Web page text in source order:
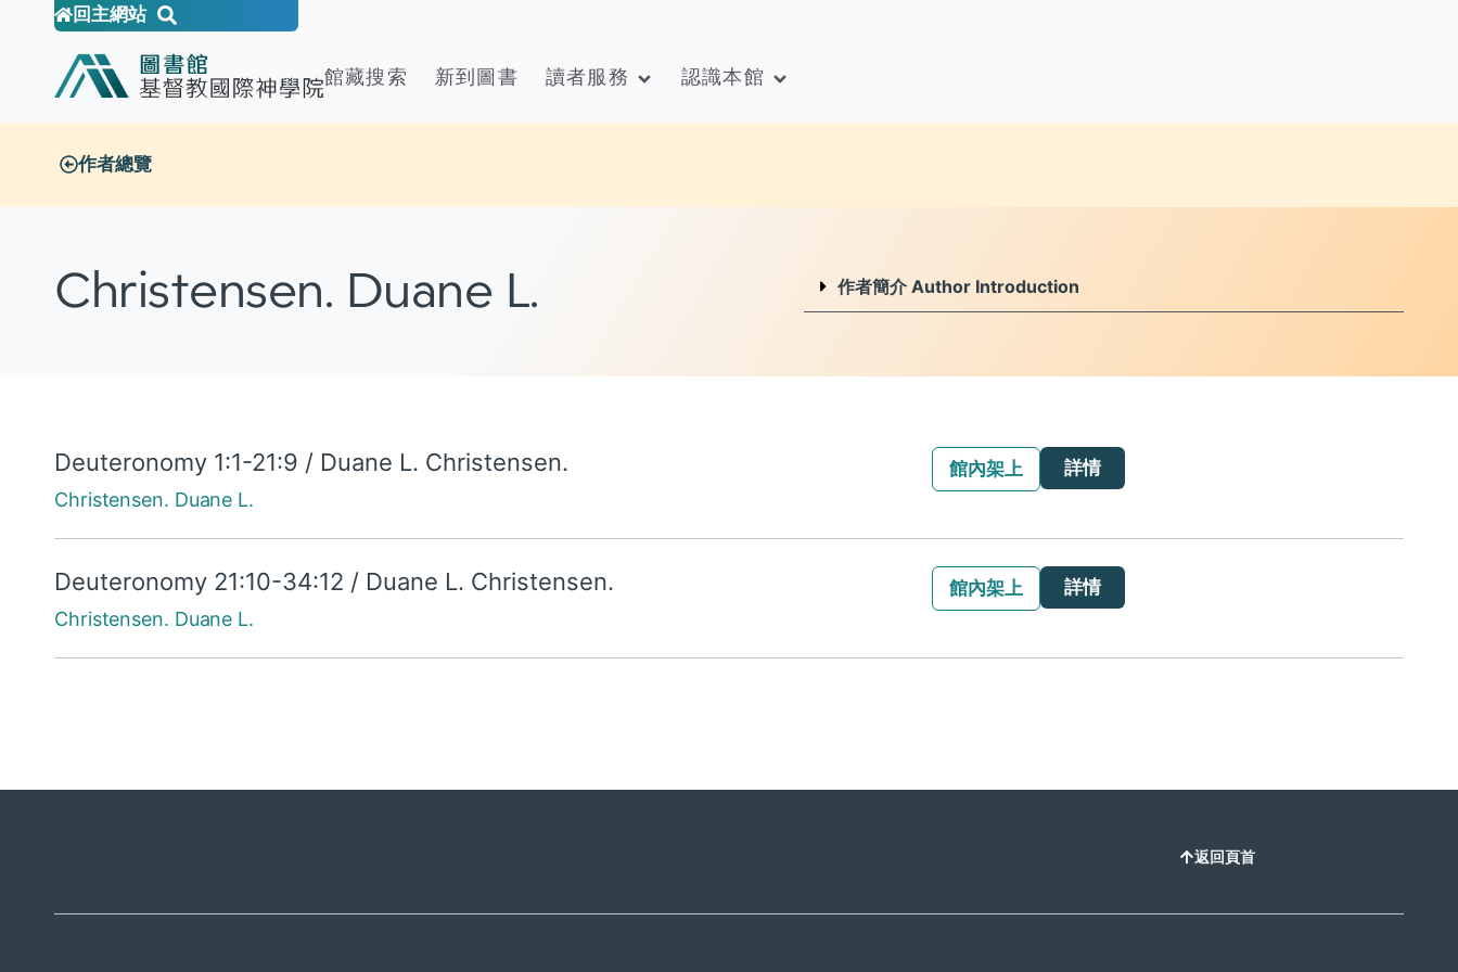
回主網站
館藏搜索 新到圖書 讀者服務 認識本館
作者總覽
Christensen. Duane L. 作者簡介 Author Introduction
Deuteronomy 1:1-21:9 / Duane L. Christensen.
Christensen. Duane L.
館內架上 詳情
Deuteronomy 21:10-34:12 / Duane L. Christensen.
Christensen. Duane L.
館內架上 詳情
返回頁首